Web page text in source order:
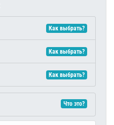
Как выбрать?
Как выбрать?
Как выбрать?
Что это?